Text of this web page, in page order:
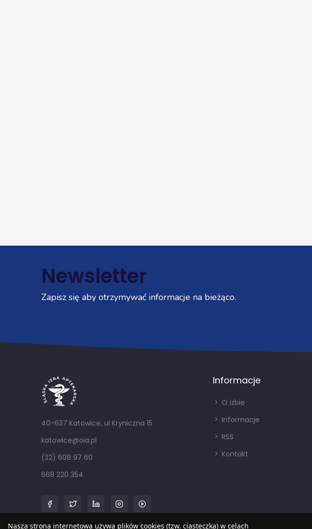
Newsletter
Zapisz się aby otrzymywać informacje na bieżąco.
40-637 Katowice, ul Kryniczna 15
katowice@oia.pl
(32) 608 97 60
668 220 354
Informacje
O izbie
Informacje
RSS
Kontakt
Nasza strona internetowa używa plików cookies (tzw. ciasteczka) w celach